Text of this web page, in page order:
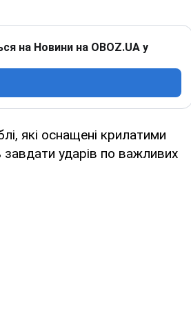
на Новини на OBOZ.UA у
які оснащені крилатими
ударів по важливих